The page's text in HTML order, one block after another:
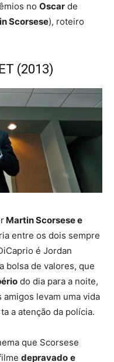
no Oscar de
Scorsese), roteiro
(2013)
Martin Scorsese e
entre os dois sempre
é Jordan
bolsa de valores, que
do dia para a noite,
levam uma vida
a atenção da polícia.
que Scorsese
depravado e